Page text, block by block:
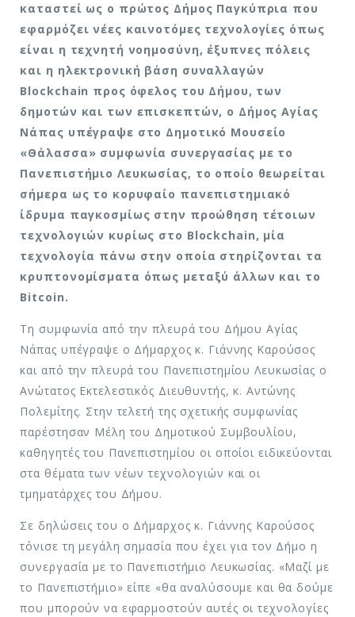
καταστεί ως ο πρώτος Δήμος Παγκύπρια που
εφαρμόζει νέες καινοτόμες τεχνολογίες όπως
είναι η τεχνητή νοημοσύνη, έξυπνες πόλεις
και η ηλεκτρονική βάση συναλλαγών
Βlockchain προς όφελος του Δήμου, των
δημοτών και των επισκεπτών, ο Δήμος Αγίας
Νάπας υπέγραψε στο Δημοτικό Μουσείο
«Θάλασσα» συμφωνία συνεργασίας με το
Πανεπιστήμιο Λευκωσίας, το οποίο θεωρείται
σήμερα ως το κορυφαίο πανεπιστημιακό
ίδρυμα παγκοσμίως στην προώθηση τέτοιων
τεχνολογιών κυρίως στο Blockchain, μία
τεχνολογία πάνω στην οποία στηρίζονται τα
κρυπτονομίσματα όπως μεταξύ άλλων και το
Βitcoin.
Τη συμφωνία από την πλευρά του Δήμου Αγίας
Νάπας υπέγραψε ο Δήμαρχος κ. Γιάννης Καρούσος
και από την πλευρά του Πανεπιστημίου Λευκωσίας ο
Ανώτατος Εκτελεστικός Διευθυντής, κ. Αντώνης
Πολεμίτης. Στην τελετή της σχετικής συμφωνίας
παρέστησαν Μέλη του Δημοτικού Συμβουλίου,
καθηγητές του Πανεπιστημίου οι οποίοι ειδικεύονται
στα θέματα των νέων τεχνολογιών και οι
τμηματάρχες του Δήμου.
Σε δηλώσεις του ο Δήμαρχος κ. Γιάννης Καρούσος
τόνισε τη μεγάλη σημασία που έχει για τον Δήμο η
συνεργασία με το Πανεπιστήμιο Λευκωσίας. «Μαζί με
το Πανεπιστήμιο» είπε «θα αναλύσουμε και θα δούμε
που μπορούν να εφαρμοστούν αυτές οι τεχνολογίες